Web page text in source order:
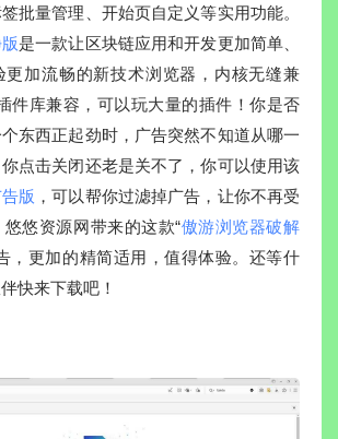
批量管理、开始页自定义等实用功能。
是一款让区块链应用和开发更加简单、
更加流畅的新技术浏览器，内核无缝兼
件库兼容，可以玩大量的插件！你是否
东西正起劲时，广告突然不知道从哪一
点击关闭还老是关不了，你可以使用该
版 ，可以帮你过滤掉广告，让你不再受
悠资源网带来的这款“傲游浏览器破解
，更加的精简适用，值得体验。还等什
快来下载吧！